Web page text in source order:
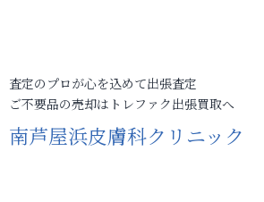
査定のプロが心を込めて出張査定
ご不要品の売却はトレファク出張買取へ
南芦屋浜皮膚科クリニック